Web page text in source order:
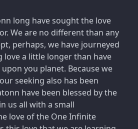
long have sought the love
We are no different than any
perhaps, we have journeyed
love a little longer than have
you planet. Because we
seeking also has been
have been blessed by the
us all with a small
love of the One Infinite